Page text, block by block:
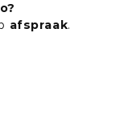
afspraak.